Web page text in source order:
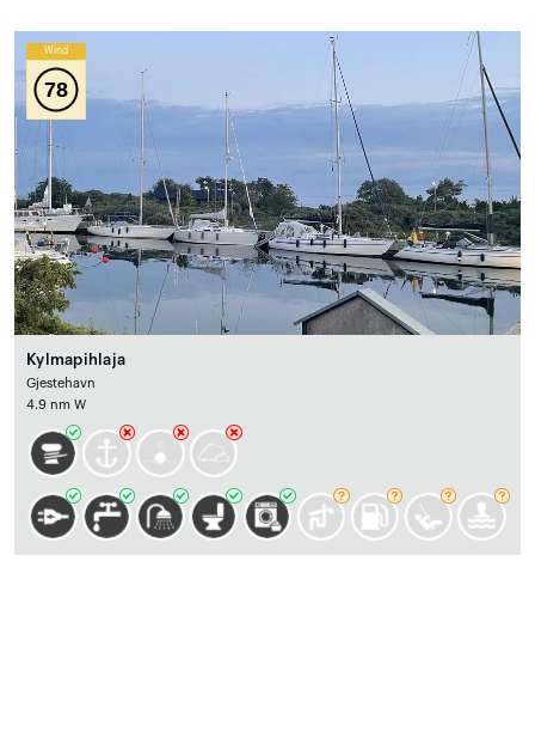
Wind
78
Kylmapihlaja
Gjestehavn
4.9 nm W